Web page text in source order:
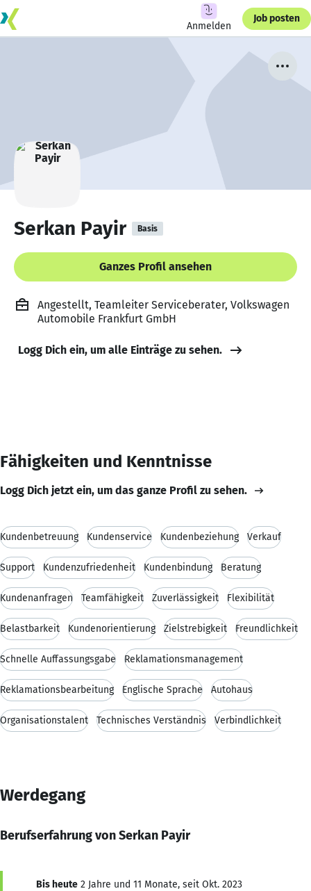
Anmelden
Job posten
Serkan Payir Basis
Ganzes Profil ansehen
Angestellt, Teamleiter Serviceberater, Volkswagen
Automobile Frankfurt GmbH
Logg Dich ein, um alle Einträge zu sehen.
Fähigkeiten und Kenntnisse
Logg Dich jetzt ein, um das ganze Profil zu sehen.
Kundenbetreuung Kundenservice Kundenbeziehung Verkauf
Support Kundenzufriedenheit Kundenbindung Beratung
Kundenanfragen Teamfähigkeit Zuverlässigkeit Flexibilität
Belastbarkeit Kundenorientierung Zielstrebigkeit Freundlichkeit
Schnelle Auffassungsgabe Reklamationsmanagement
Reklamationsbearbeitung Englische Sprache Autohaus
Organisationstalent Technisches Verständnis Verbindlichkeit
Werdegang
Berufserfahrung von Serkan Payir
Bis heute 2 Jahre und 11 Monate, seit Okt. 2023